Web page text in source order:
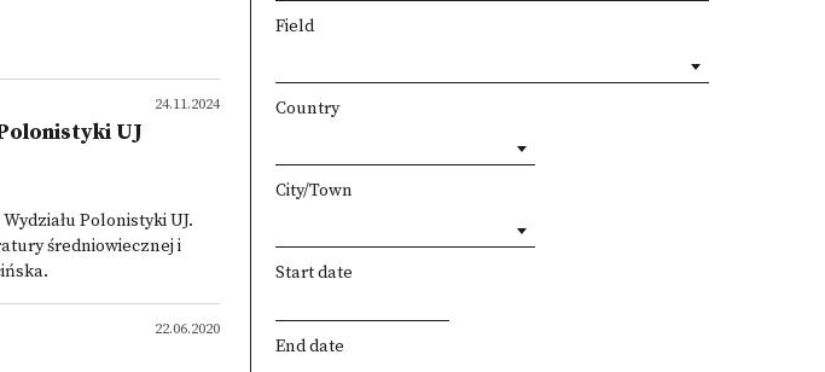
24.11.2024
UJ
Polonistyki UJ.
średniowiecznej i
22.06.2020
Field
Country
City/Town
Start date
End date